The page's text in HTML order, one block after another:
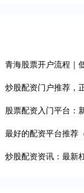
青海股票开户流程｜
炒股配资门户推荐，
股票配资入门平台：
最好的配资平台推荐
炒股配资资讯：最新